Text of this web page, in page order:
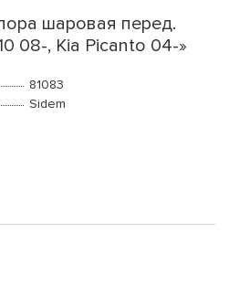
шаровая перед.
08-, Kia Picanto 04-»
81083
Sidem